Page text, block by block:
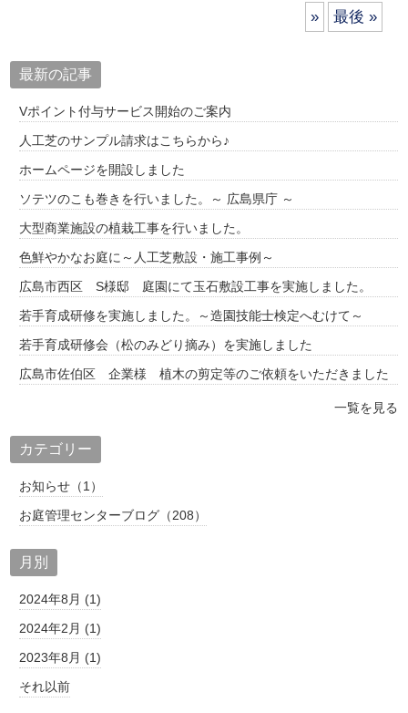
»
最後 »
最新の記事
Vポイント付与サービス開始のご案内
人工芝のサンプル請求はこちらから♪
ホームページを開設しました
ソテツのこも巻きを行いました。～ 広島県庁 ～
大型商業施設の植栽工事を行いました。
色鮮やかなお庭に～人工芝敷設・施工事例～
広島市西区 S様邸 庭園にて玉石敷設工事を実施しました。
若手育成研修を実施しました。～造園技能士検定へむけて～
若手育成研修会（松のみどり摘み）を実施しました
広島市佐伯区 企業様 植木の剪定等のご依頼をいただきました
一覧を見る
カテゴリー
お知らせ（1）
お庭管理センターブログ（208）
月別
2024年8月 (1)
2024年2月 (1)
2023年8月 (1)
それ以前